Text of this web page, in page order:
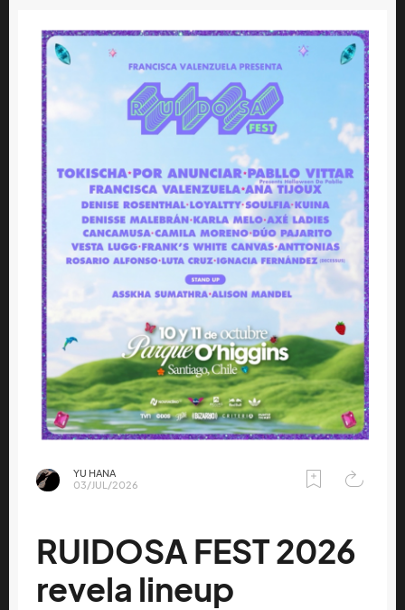
YU HANA
03/JUL/2026
RUIDOSA FEST 2026
revela lineup